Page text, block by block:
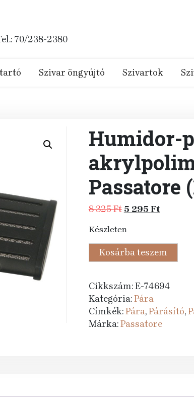
70/238-2380
Szivar öngyújtó Szivartok
Humidor-
Passatore
8 325Ft Original
was:
8
325 Ft.
5 295 FtCurrent
5
295 Ft.
Készleten
Humidor-
párásító
akrylpolimer
kristályos,
Passatore
(14,5x6x1,5cm)
Kosárba teszem
Cikkszám:E-74694
Kategória:Pára
Címkék:Pára,Párásító,
Márka:Passatore